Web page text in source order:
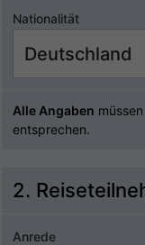
Nationalität
Alle Angaben
entsprechen.
2.
Anrede